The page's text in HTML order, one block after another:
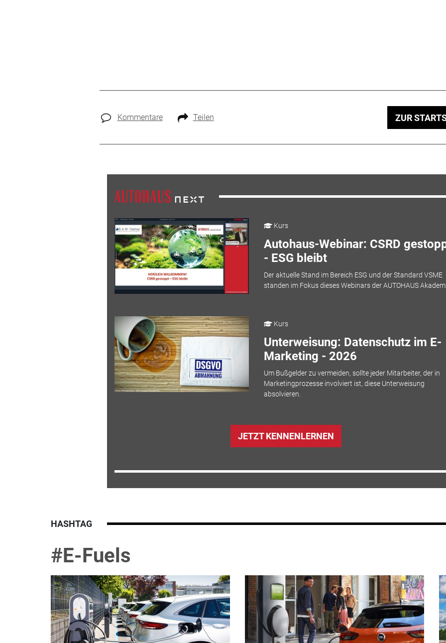
Kommentare Teilen ZUR
Kurs
Autohaus-Webinar: CSRD
- ESG bleibt
Der aktuelle Stand im Bereich ESG und der Standard VSME
standen im Fokus dieses Webinars der AUTOHAUS
Kurs
Unterweisung: Datenschutz im E-
Marketing - 2026
Um Bußgelder zu vermeiden, sollte jeder Mitarbeiter, der in
Marketingprozesse involviert ist, diese Unterweisung
absolvieren.
JETZT KENNENLERNEN
HASHTAG
#E-Fuels